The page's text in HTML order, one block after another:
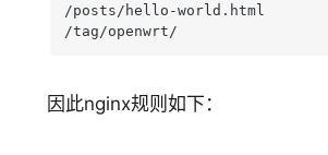
/posts/hello-world.html
/tag/openwrt/
因此nginx规则如下：